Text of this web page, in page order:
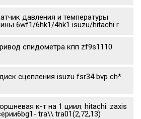
давления и температуры
6wf1/6hk1/4hk1 isuzu/hitachi r
спидометра кпп zf9s1110
сцепления isuzu fsr34 bvp ch*
к-т на 1 циил. hitachi: zaxis
tra\\ tra01(2,72,13)